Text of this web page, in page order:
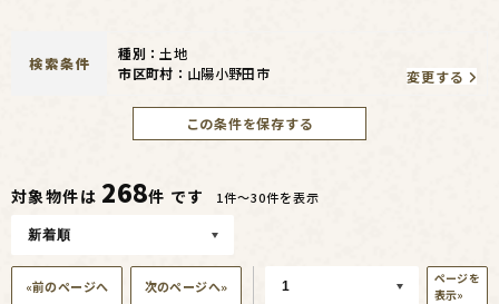
検索条件
種別： 土地
市区町村： 山陽小野田市 変更する
この条件を保存する
対象物件は 268件 です 1件〜30件を表示
«前のページへ 次のページへ»
ページを
表示»